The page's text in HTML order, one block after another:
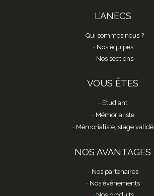
L'ANECS
Qui sommes nous ?
Nos équipes
Nos sections
VOUS ÊTES
Etudiant
Mémorialiste
Mémorialiste, stage validé
NOS AVANTAGES
Nos partenaires
Nos événements